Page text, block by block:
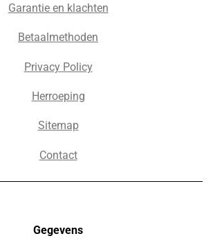
Garantie en klachten
Betaalmethoden
Privacy Policy
Herroeping
Sitemap
Contact
Gegevens